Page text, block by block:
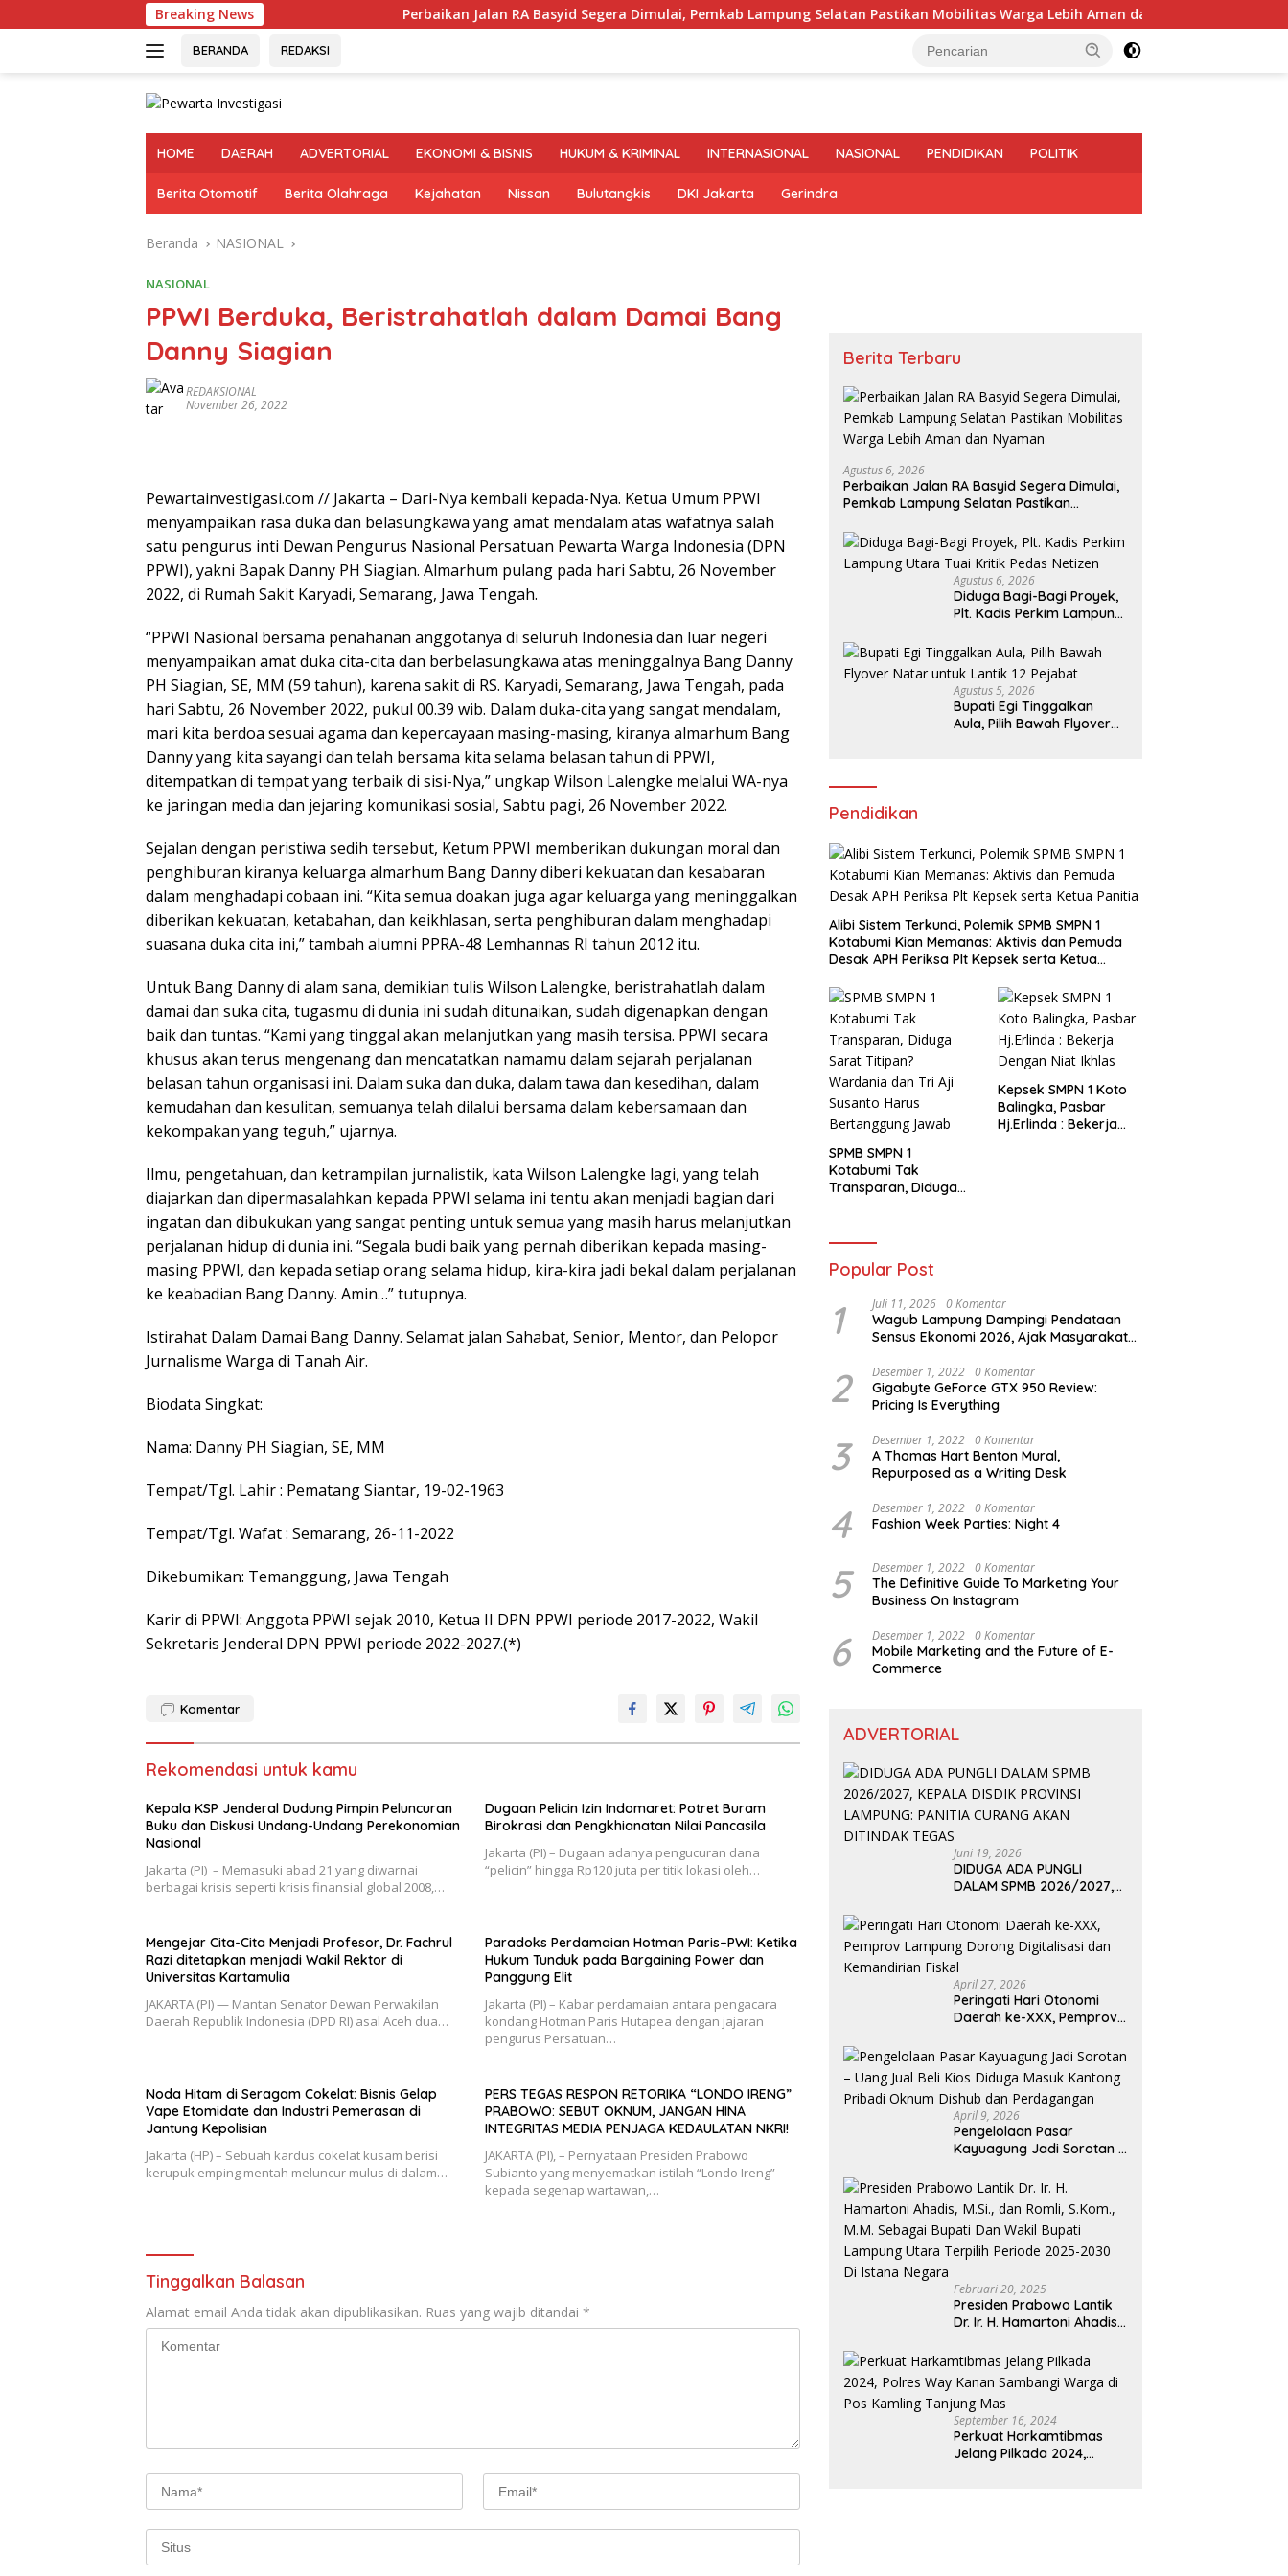
ke
Breaking News Perbaikan Jalan RA Basyid Segera Dimulai, Pemkab Lampung Selatan Pastikan Mobilitas Warga Lebih Aman dan Nyaman
BERANDA REDAKSI
HOME DAERAH ADVERTORIAL EKONOMI & BISNIS HUKUM & KRIMINAL INTERNASIONAL NASIONAL PENDIDIKAN POLITIK
Berita Otomotif Berita Olahraga Kejahatan Nissan Bulutangkis DKI Jakarta Gerindra
Beranda NASIONAL
NASIONAL
PPWI Berduka, Beristrahatlah dalam Damai Bang
Danny Siagian
REDAKSIONAL
November 26, 2022
Pewartainvestigasi.com // Jakarta – Dari-Nya kembali kepada-Nya. Ketua Umum PPWI
menyampaikan rasa duka dan belasungkawa yang amat mendalam atas wafatnya salah
satu pengurus inti Dewan Pengurus Nasional Persatuan Pewarta Warga Indonesia (DPN
PPWI), yakni Bapak Danny PH Siagian. Almarhum pulang pada hari Sabtu, 26 November
2022, di Rumah Sakit Karyadi, Semarang, Jawa Tengah.
“PPWI Nasional bersama penahanan anggotanya di seluruh Indonesia dan luar negeri
menyampaikan amat duka cita-cita dan berbelasungkawa atas meninggalnya Bang Danny
PH Siagian, SE, MM (59 tahun), karena sakit di RS. Karyadi, Semarang, Jawa Tengah, pada
hari Sabtu, 26 November 2022, pukul 00.39 wib. Dalam duka-cita yang sangat mendalam,
mari kita berdoa sesuai agama dan kepercayaan masing-masing, kiranya almarhum Bang
Danny yang kita sayangi dan telah bersama kita selama belasan tahun di PPWI,
ditempatkan di tempat yang terbaik di sisi-Nya,” ungkap Wilson Lalengke melalui WA-nya
ke jaringan media dan jejaring komunikasi sosial, Sabtu pagi, 26 November 2022.
Sejalan dengan peristiwa sedih tersebut, Ketum PPWI memberikan dukungan moral dan
penghiburan kiranya keluarga almarhum Bang Danny diberi kekuatan dan kesabaran
dalam menghadapi cobaan ini. “Kita semua doakan juga agar keluarga yang meninggalkan
diberikan kekuatan, ketabahan, dan keikhlasan, serta penghiburan dalam menghadapi
suasana duka cita ini,” tambah alumni PPRA-48 Lemhannas RI tahun 2012 itu.
Untuk Bang Danny di alam sana, demikian tulis Wilson Lalengke, beristrahatlah dalam
damai dan suka cita, tugasmu di dunia ini sudah ditunaikan, sudah digenapkan dengan
baik dan tuntas. “Kami yang tinggal akan melanjutkan yang masih tersisa. PPWI secara
khusus akan terus mengenang dan mencatatkan namamu dalam sejarah perjalanan
belasan tahun organisasi ini. Dalam suka dan duka, dalam tawa dan kesedihan, dalam
kemudahan dan kesulitan, semuanya telah dilalui bersama dalam kebersamaan dan
kekompakan yang teguh,” ujarnya.
Ilmu, pengetahuan, dan ketrampilan jurnalistik, kata Wilson Lalengke lagi, yang telah
diajarkan dan dipermasalahkan kepada PPWI selama ini tentu akan menjadi bagian dari
ingatan dan dibukukan yang sangat penting untuk semua yang masih harus melanjutkan
perjalanan hidup di dunia ini. “Segala budi baik yang pernah diberikan kepada masing-
masing PPWI, dan kepada setiap orang selama hidup, kira-kira jadi bekal dalam perjalanan
ke keabadian Bang Danny. Amin…” tutupnya.
Istirahat Dalam Damai Bang Danny. Selamat jalan Sahabat, Senior, Mentor, dan Pelopor
Jurnalisme Warga di Tanah Air.
Biodata Singkat:
Nama: Danny PH Siagian, SE, MM
Tempat/Tgl. Lahir : Pematang Siantar, 19-02-1963
Tempat/Tgl. Wafat : Semarang, 26-11-2022
Dikebumikan: Temanggung, Jawa Tengah
Karir di PPWI: Anggota PPWI sejak 2010, Ketua II DPN PPWI periode 2017-2022, Wakil
Sekretaris Jenderal DPN PPWI periode 2022-2027.(*)
Komentar
Rekomendasi untuk kamu
Kepala KSP Jenderal Dudung Pimpin Peluncuran
Buku dan Diskusi Undang-Undang Perekonomian
Nasional
Jakarta (PI) – Memasuki abad 21 yang diwarnai
berbagai krisis seperti krisis finansial global 2008,…
Dugaan Pelicin Izin Indomaret: Potret Buram
Birokrasi dan Pengkhianatan Nilai Pancasila
Jakarta (PI) – Dugaan adanya pengucuran dana
“pelicin” hingga Rp120 juta per titik lokasi oleh…
Mengejar Cita-Cita Menjadi Profesor, Dr. Fachrul
Razi ditetapkan menjadi Wakil Rektor di
Universitas Kartamulia
JAKARTA (PI) — Mantan Senator Dewan Perwakilan
Daerah Republik Indonesia (DPD RI) asal Aceh dua…
Paradoks Perdamaian Hotman Paris–PWI: Ketika
Hukum Tunduk pada Bargaining Power dan
Panggung Elit
Jakarta (PI) – Kabar perdamaian antara pengacara
kondang Hotman Paris Hutapea dengan jajaran
pengurus Persatuan…
Noda Hitam di Seragam Cokelat: Bisnis Gelap
Vape Etomidate dan Industri Pemerasan di
Jantung Kepolisian
Jakarta (HP) – Sebuah kardus cokelat kusam berisi
kerupuk emping mentah meluncur mulus di dalam…
PERS TEGAS RESPON RETORIKA “LONDO IRENG”
PRABOWO: SEBUT OKNUM, JANGAN HINA
INTEGRITAS MEDIA PENJAGA KEDAULATAN NKRI!
JAKARTA (PI), – Pernyataan Presiden Prabowo
Subianto yang menyematkan istilah “Londo Ireng”
kepada segenap wartawan,…
Tinggalkan Balasan
Alamat email Anda tidak akan dipublikasikan. Ruas yang wajib ditandai *
Berita Terbaru
Agustus 6, 2026
Perbaikan Jalan RA Basyid Segera Dimulai,
Pemkab Lampung Selatan Pastikan
Agustus 6, 2026
Diduga Bagi-Bagi Proyek,
Plt. Kadis Perkim Lampung
Netizen
Agustus 5, 2026
Bupati Egi Tinggalkan
Aula, Pilih Bawah Flyover
Pendidikan
Alibi Sistem Terkunci, Polemik SPMB SMPN 1
Kotabumi Kian Memanas: Aktivis dan Pemuda
Desak APH Periksa Plt Kepsek serta Ketua
SPMB SMPN 1
Kotabumi Tak
Transparan, Diduga
Susanto Harus
Kepsek SMPN 1 Koto
Balingka, Pasbar
Hj.Erlinda : Bekerja
Popular Post
1 Juli 11, 2026 0 Komentar
Wagub Lampung Dampingi Pendataan
Sensus Ekonomi 2026, Ajak Masyarakat
2 Desember 1, 2022 0 Komentar
Gigabyte GeForce GTX 950 Review:
Pricing Is Everything
3 Desember 1, 2022 0 Komentar
A Thomas Hart Benton Mural,
Repurposed as a Writing Desk
4 Desember 1, 2022 0 Komentar
Fashion Week Parties: Night 4
5 Desember 1, 2022 0 Komentar
The Definitive Guide To Marketing Your
Business On Instagram
6 Desember 1, 2022 0 Komentar
Mobile Marketing and the Future of E-
Commerce
ADVERTORIAL
Juni 19, 2026
DIDUGA ADA PUNGLI
DALAM SPMB 2026/2027,
LAMPUNG: PANITIA CURANG
AKAN DITINDAK TEGAS
April 27, 2026
Peringati Hari Otonomi
Daerah ke-XXX, Pemprov
Digitalisasi dan
Kemandirian Fiskal
April 9, 2026
Pengelolaan Pasar
Kayuagung Jadi Sorotan –
Masuk Kantong Pribadi
Oknum Dishub dan
Perdagangan
Februari 20, 2025
Presiden Prabowo Lantik
Dr. Ir. H. Hamartoni Ahadis,
M.M. Sebagai Bupati Dan
Wakil Bupati Lampung
Utara Terpilih Periode
2025-2030 Di Istana
Negara
September 16, 2024
Perkuat Harkamtibmas
Jelang Pilkada 2024,